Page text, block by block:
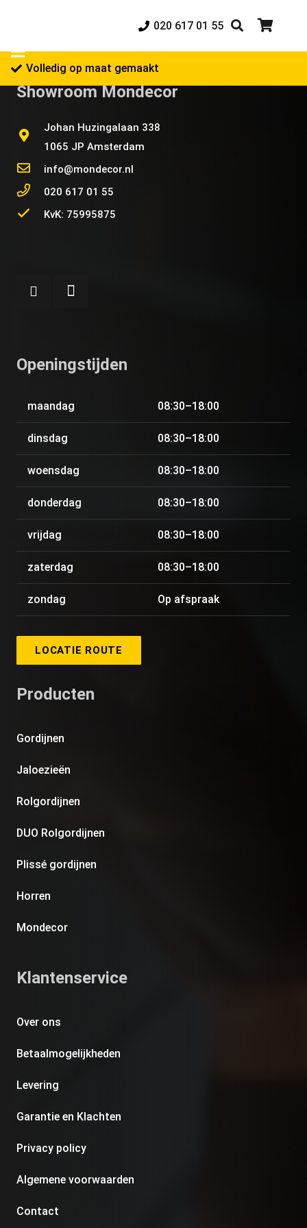
020 617 01 55
Volledig op maat gemaakt
Showroom Mondecor
Johan Huzingalaan 338
1065 JP Amsterdam
info@mondecor.nl
020 617 01 55
KvK: 75995875
Openingstijden
maandag 08:30–18:00
dinsdag 08:30–18:00
woensdag 08:30–18:00
donderdag 08:30–18:00
vrijdag 08:30–18:00
zaterdag 08:30–18:00
zondag Op afspraak
LOCATIE ROUTE
Producten
Gordijnen
Jaloezieën
Rolgordijnen
DUO Rolgordijnen
Plissé gordijnen
Horren
Mondecor
Klantenservice
Over ons
Betaalmogelijkheden
Levering
Garantie en Klachten
Privacy policy
Algemene voorwaarden
Contact